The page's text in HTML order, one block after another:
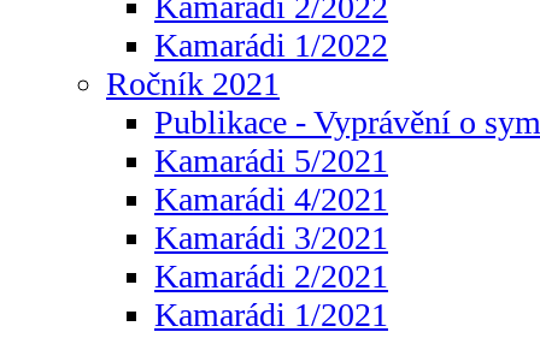
Kamarádi 1/2022
Ročník 2021
Publikace - Vyprávění o
Kamarádi 5/2021
Kamarádi 4/2021
Kamarádi 3/2021
Kamarádi 2/2021
Kamarádi 1/2021